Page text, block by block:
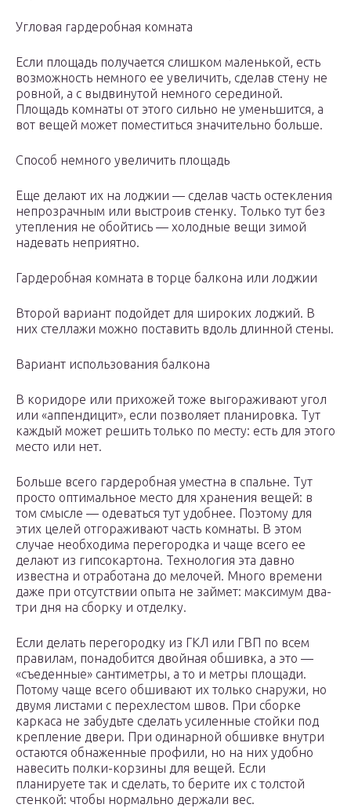
Угловая гардеробная комната
Если площадь получается слишком маленькой, есть
возможность немного ее увеличить, сделав стену не
ровной, а с выдвинутой немного серединой.
Площадь комнаты от этого сильно не уменьшится, а
вот вещей может поместиться значительно больше.
Способ немного увеличить площадь
Еще делают их на лоджии — сделав часть остекления
непрозрачным или выстроив стенку. Только тут без
утепления не обойтись — холодные вещи зимой
надевать неприятно.
Гардеробная комната в торце балкона или лоджии
Второй вариант подойдет для широких лоджий. В
них стеллажи можно поставить вдоль длинной стены.
Вариант использования балкона
В коридоре или прихожей тоже выгораживают угол
или «аппендицит», если позволяет планировка. Тут
каждый может решить только по месту: есть для этого
место или нет.
Больше всего гардеробная уместна в спальне. Тут
просто оптимальное место для хранения вещей: в
том смысле — одеваться тут удобнее. Поэтому для
этих целей отгораживают часть комнаты. В этом
случае необходима перегородка и чаще всего ее
делают из гипсокартона. Технология эта давно
известна и отработана до мелочей. Много времени
даже при отсутствии опыта не займет: максимум два-
три дня на сборку и отделку.
Если делать перегородку из ГКЛ или ГВП по всем
правилам, понадобится двойная обшивка, а это —
«съеденные» сантиметры, а то и метры площади.
Потому чаще всего обшивают их только снаружи, но
двумя листами с перехлестом швов. При сборке
каркаса не забудьте сделать усиленные стойки под
крепление двери. При одинарной обшивке внутри
остаются обнаженные профили, но на них удобно
навесить полки-корзины для вещей. Если
планируете так и сделать, то берите их с толстой
стенкой: чтобы нормально держали вес.